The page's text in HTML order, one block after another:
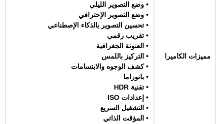
مميزات الكاميرا
• وضع التصوير الليلي
• وضع التصوير الإحترافي
• تحسين التصوير بالذكاء الإصطناعي
• تقريب رقمي
• العنونة الجغرافية
• التركيز باللمس
• كشف الوجوه والابتسامات
• بانوراما
• تقنية HDR
• إعدادات ISO
• التشغيل السريع
• المؤقت الذاتي